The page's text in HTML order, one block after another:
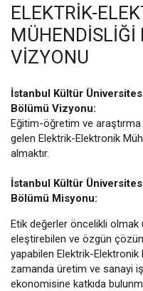
ELEKTRIK-
MÜHENDISLIĞI
VIZYONU
İstanbul Kültür
Bölümü Vizyonu:
Eğitim-öğretim ve
gelen Elektrik-Elektronik
almaktır.
İstanbul Kültür
Bölümü Misyonu:
Etik değerler öncelikli olmak
eleştirebilen ve özgün
yapabilen Elektrik-Elektronik
zamanda üretim ve sanayi
ekonomisine katkıda